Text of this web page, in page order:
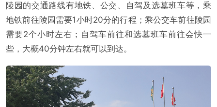
陵园的交通路线有地铁、公交、自驾及选墓班车等，乘
地铁前往陵园需要1小时20分的行程；乘公交车前往陵园
需要2个小时左右；自驾车前往和选墓班车前往会快一
些，大概40分钟左右就可以到达。